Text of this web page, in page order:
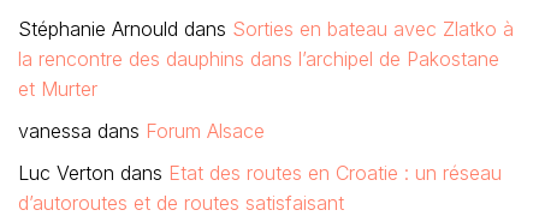
Stéphanie Arnould dans Sorties en bateau avec Zlatko à
la rencontre des dauphins dans l’archipel de Pakostane
et Murter
vanessa dans Forum Alsace
Luc Verton dans Etat des routes en Croatie : un réseau
d’autoroutes et de routes satisfaisant